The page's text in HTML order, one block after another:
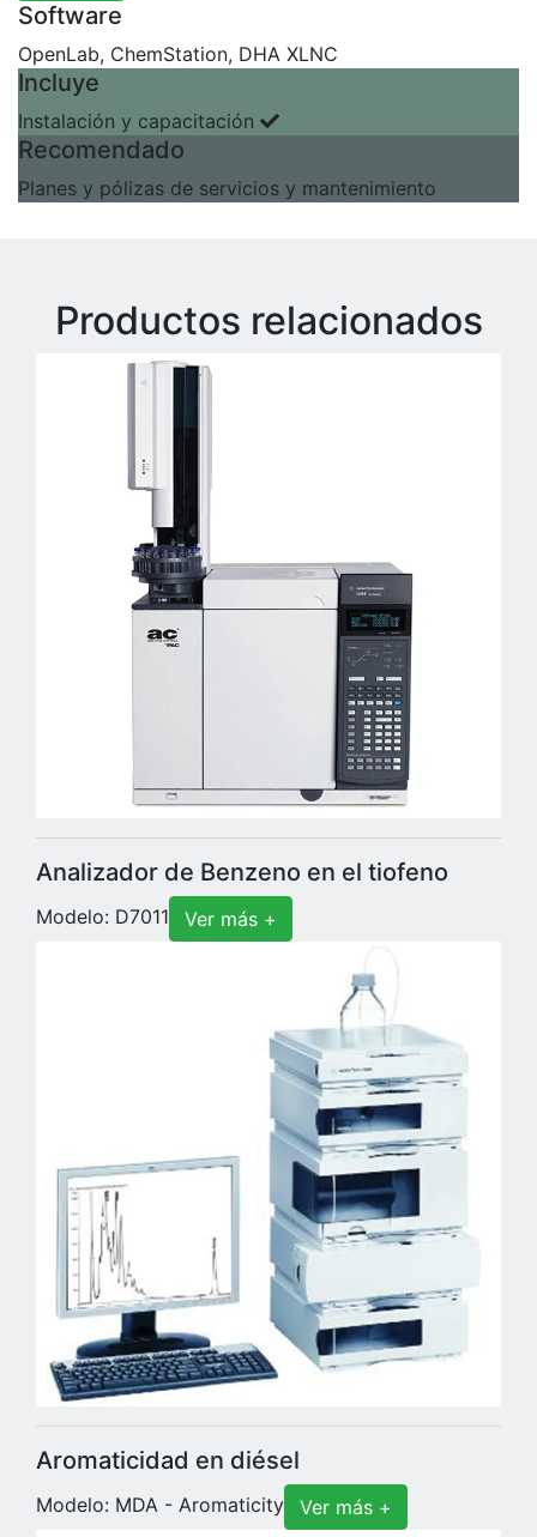
Software
OpenLab, ChemStation, DHA XLNC
Incluye
Instalación y capacitación
Recomendado
Planes y pólizas de servicios y mantenimiento
Productos relacionados
Analizador de Benzeno en el tiofeno
Modelo: D7011 Ver más +
Aromaticidad en diésel
Modelo: MDA - Aromaticity Ver más +